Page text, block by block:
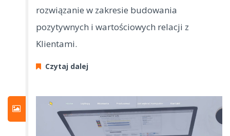
rozwiązanie w zakresie budowania
pozytywnych i wartościowych relacji z
Klientami.
Czytaj dalej